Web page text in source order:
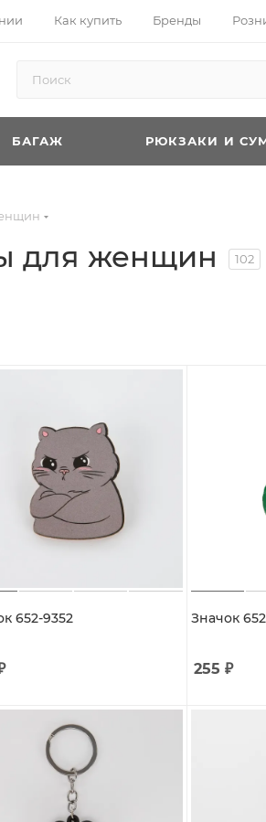
Как купить Бренды
БАГАЖ РЮКЗАКИ И
для женщин 102
652-9352 Значок
255 ₽